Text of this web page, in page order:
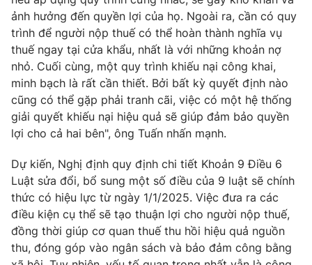
ảnh hưởng đến quyền lợi của họ. Ngoài ra, cần có quy
trình để người nộp thuế có thể hoàn thành nghĩa vụ
thuế ngay tại cửa khẩu, nhất là với những khoản nợ
nhỏ. Cuối cùng, một quy trình khiếu nại công khai,
minh bạch là rất cần thiết. Bởi bất kỳ quyết định nào
cũng có thể gặp phải tranh cãi, việc có một hệ thống
giải quyết khiếu nại hiệu quả sẽ giúp đảm bảo quyền
lợi cho cả hai bên", ông Tuấn nhấn mạnh.
Dự kiến, Nghị định quy định chi tiết Khoản 9 Điều 6
Luật sửa đổi, bổ sung một số điều của 9 luật sẽ chính
thức có hiệu lực từ ngày 1/1/2025. Việc đưa ra các
điều kiện cụ thể sẽ tạo thuận lợi cho người nộp thuế,
đồng thời giúp cơ quan thuế thu hồi hiệu quả nguồn
thu, đóng góp vào ngân sách và bảo đảm công bằng